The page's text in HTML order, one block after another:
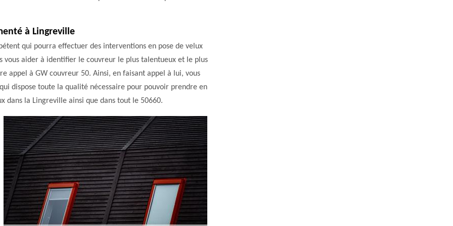
à Lingreville
qui pourra effectuer des interventions en pose de velux
vous aider à identifier le couvreur le plus talentueux et le plus
appel à GW couvreur 50. Ainsi, en faisant appel à lui, vous
dispose toute la qualité nécessaire pour pouvoir prendre en
dans la Lingreville ainsi que dans tout le 50660.